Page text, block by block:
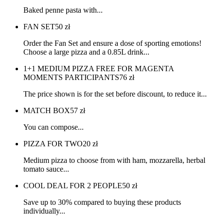
Baked penne pasta with...
FAN SET50 zł
Order the Fan Set and ensure a dose of sporting emotions!
Choose a large pizza and a 0.85L drink...
1+1 MEDIUM PIZZA FREE FOR MAGENTA
MOMENTS PARTICIPANTS76 zł
The price shown is for the set before discount, to reduce it...
MATCH BOX57 zł
You can compose...
PIZZA FOR TWO20 zł
Medium pizza to choose from with ham, mozzarella, herbal
tomato sauce...
COOL DEAL FOR 2 PEOPLE50 zł
Save up to 30% compared to buying these products
individually...